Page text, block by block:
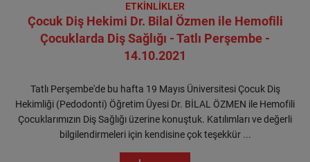
ETKİNLİKLER
Çocuk Diş Hekimi Dr. Bilal Özmen ile Hemofili
Çocuklarda Diş Sağlığı - Tatlı Perşembe -
14.10.2021
Tatlı Perşembe'de bu hafta 19 Mayıs Üniversitesi Çocuk Diş
Hekimliği (Pedodonti) Öğretim Üyesi Dr. BİLAL ÖZMEN ile Hemofili
Çocuklarımızın Diş Sağlığı üzerine konuştuk. Katılımları ve değerli
bilgilendirmeleri için kendisine çok teşekkür ...